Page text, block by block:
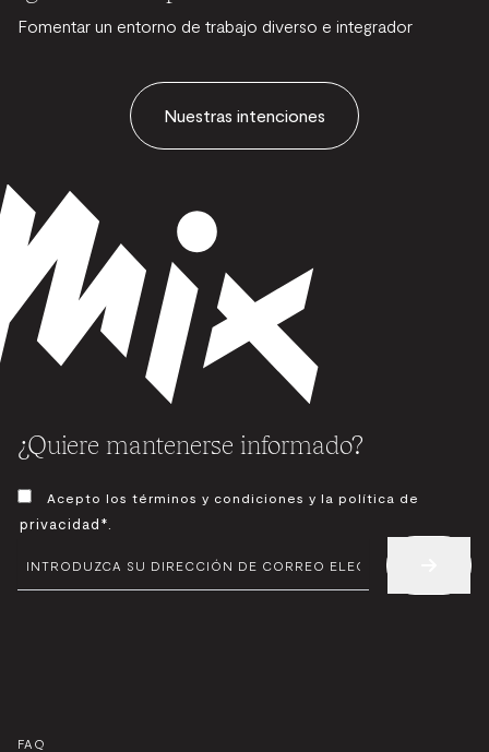
Fomentar un entorno de trabajo diverso e integrador
Nuestras intenciones
¿Quiere mantenerse informado?
CONSENTIMIENTO
Acepto los términos y condiciones y la política de
privacidad*
CORREO
ELECTRÓNICO
FAQ